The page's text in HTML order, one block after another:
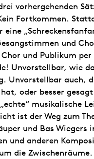
vorhergehenden
Fortkommen.
eine
und
und Publikum
Unvorstellbar, wie
Unvorstellbar auch,
oder besser
musikalische
ist der Weg zum
und Bas Wiegers
und anderen
die